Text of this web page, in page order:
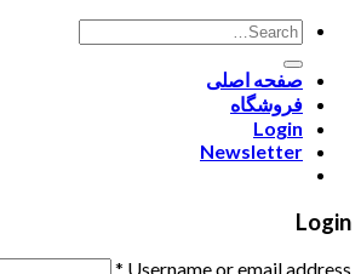
صفحه اصلی
فروشگاه
Login
Newsletter
Login
Username or email address
*